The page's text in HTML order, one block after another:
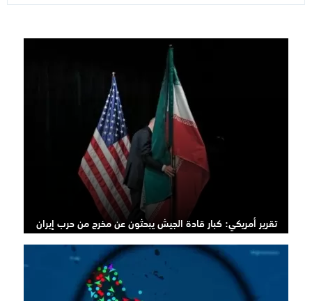
تقرير أمريكي: كبار قادة الجيش يبحثون عن مخرج من حرب إيران